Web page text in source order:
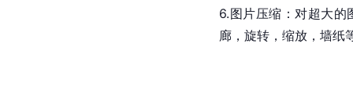
6.图片压缩：对超大的
廊，旋转，缩放，墙纸